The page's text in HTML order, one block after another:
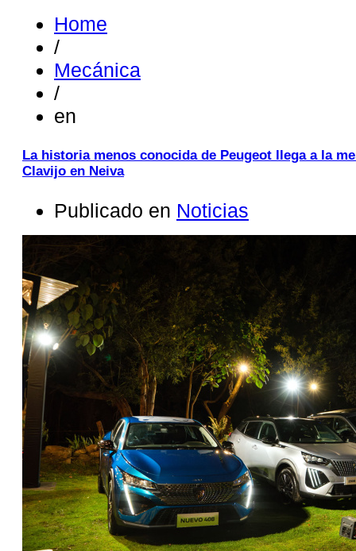
Home
/
Mecánica
/
en
La historia menos conocida de Peugeot llega a la
Clavijo en Neiva
Publicado en Noticias